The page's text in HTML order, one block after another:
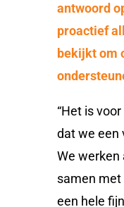
antwoord
proactief
bekijkt om
“Het is
dat we een
We werken
samen met
een hele